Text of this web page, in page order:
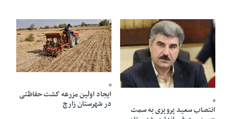
06 Azar 1403 - 06:50
انتصاب سعید پرویزی به سمت
03 Azar 1403 - 10:30
ایجاد اولین مزرعه کشت حفاظتی
در شهرستان زارچ